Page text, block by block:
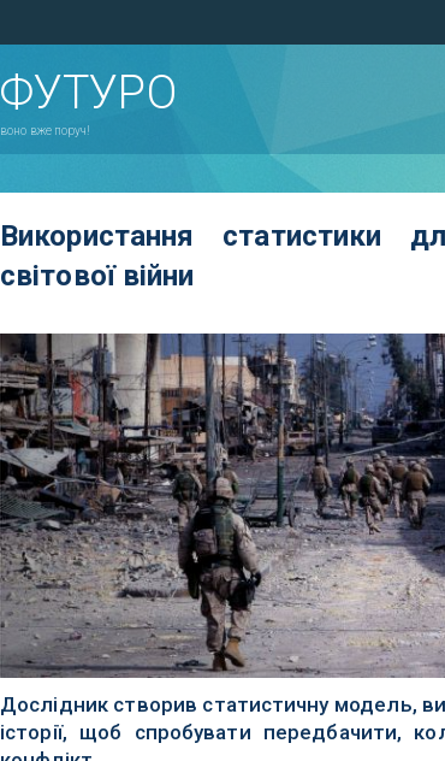
ФУТУРО
воно вже поруч!
Використання статистики
світової війни
Дослідник створив статистичну модель,
історії, щоб спробувати передбачити,